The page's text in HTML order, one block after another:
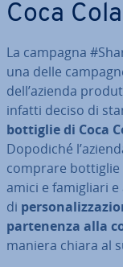
Coca Cola
La campagna
una delle
dell’azienda
infatti deciso di
bottiglie di Coca
Dopodiché
comprare
amici e fa­mi­glia­ri
di
par­te­nen­za alla
maniera chiara al